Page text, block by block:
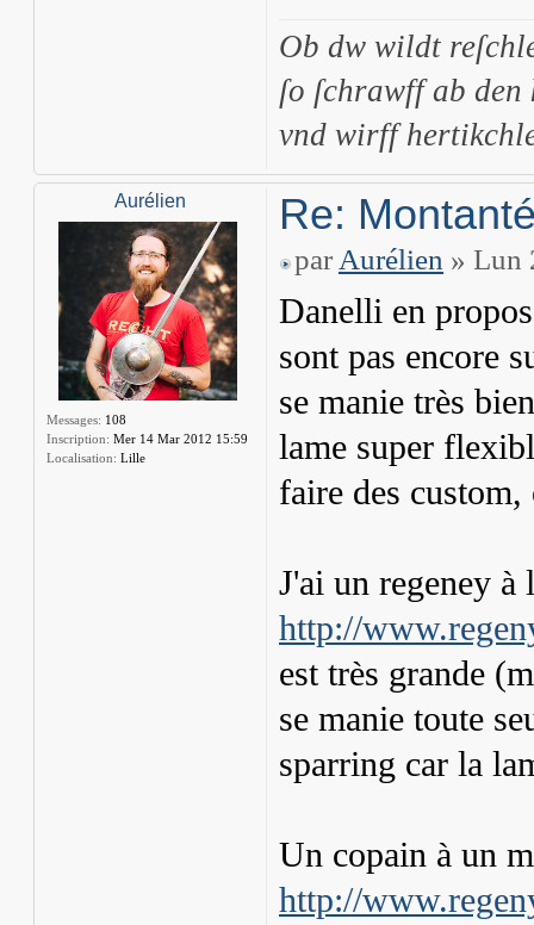
Ob dw wildt
ſo ſchrawff ab
vnd wirff
Aurélien
Messages: 108
Inscription: Mer 14 Mar 2012 15:59
Localisation: Lille
Re:
par Aurélien » Lun
Danelli en
sont pas encore
se manie très
lame super
faire des
J'ai un regeney à
http://
est très grande
se manie toute
sparring car la
Un copain à un
http://